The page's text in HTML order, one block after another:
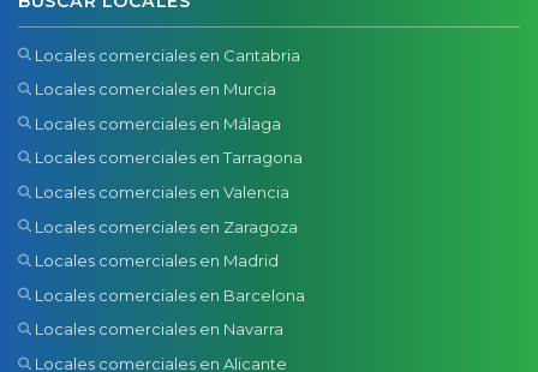
Locales comerciales en Cantabria
Locales comerciales en Murcia
Locales comerciales en Málaga
Locales comerciales en Tarragona
Locales comerciales en Valencia
Locales comerciales en Zaragoza
Locales comerciales en Madrid
Locales comerciales en Barcelona
Locales comerciales en Navarra
Locales comerciales en Alicante